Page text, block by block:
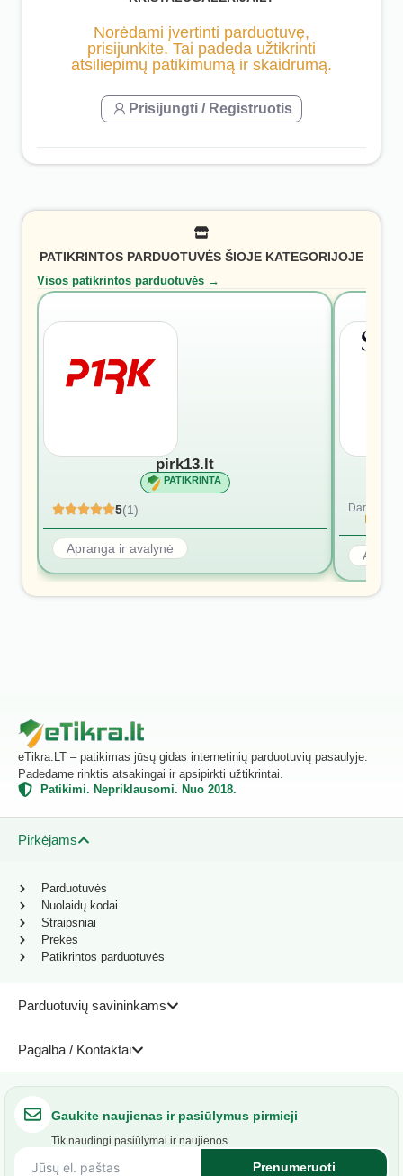
Norėdami įvertinti parduotuvę,
prisijunkite. Tai padeda užtikrinti
atsiliepimų patikimumą ir skaidrumą.
Prisijungti / Registruotis
PATIKRINTOS PARDUOTUVĖS ŠIOJE KATEGORIJOJE
Visos patikrintos parduotuvės →
pirk13.lt
PATIKRINTA
5(1)
Apranga ir avalynė
Dar nėra
eTikra.LT – patikimas jūsų gidas internetinių parduotuvių pasaulyje.
Padedame rinktis atsakingai ir apsipirkti užtikrintai.
Patikimi. Nepriklausomi. Nuo 2018.
Pirkėjams
Parduotuvių savininkams
Pagalba / Kontaktai
Parduotuvės
Nuolaidų kodai
Straipsniai
Prekės
Patikrintos parduotuvės
Gaukite naujienas ir pasiūlymus pirmieji
Tik naudingi pasiūlymai ir naujienos.
Prenumeruoti